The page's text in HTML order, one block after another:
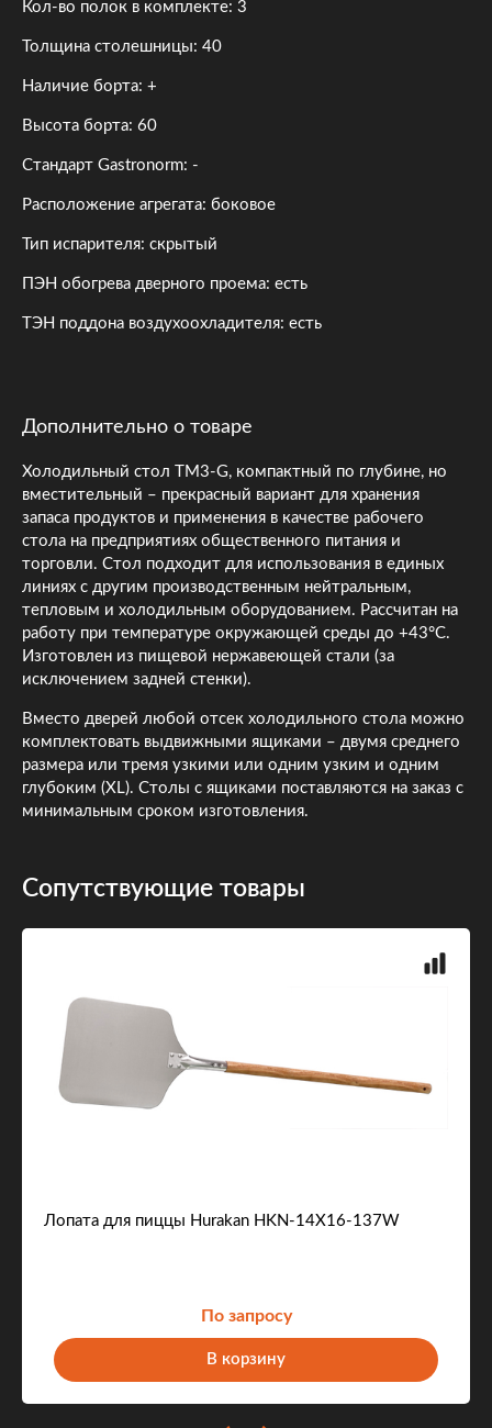
Кол-во полок в комплекте: 3
Толщина столешницы: 40
Наличие борта: +
Высота борта: 60
Стандарт Gastronorm: -
Расположение агрегата: боковое
Тип испарителя: скрытый
ПЭН обогрева дверного проема: есть
ТЭН поддона воздухоохладителя: есть
Дополнительно о товаре
Холодильный стол TM3-G, компактный по глубине, но
вместительный – прекрасный вариант для хранения
запаса продуктов и применения в качестве рабочего
стола на предприятиях общественного питания и
торговли. Стол подходит для использования в единых
линиях с другим производственным нейтральным,
тепловым и холодильным оборудованием. Рассчитан на
работу при температуре окружающей среды до +43°С.
Изготовлен из пищевой нержавеющей стали (за
исключением задней стенки).
Вместо дверей любой отсек холодильного стола можно
комплектовать выдвижными ящиками – двумя среднего
размера или тремя узкими или одним узким и одним
глубоким (XL). Столы с ящиками поставляются на заказ с
минимальным сроком изготовления.
Сопутствующие товары
Лопата для пиццы Hurakan HKN-14X16-137W
По запросу
В корзину